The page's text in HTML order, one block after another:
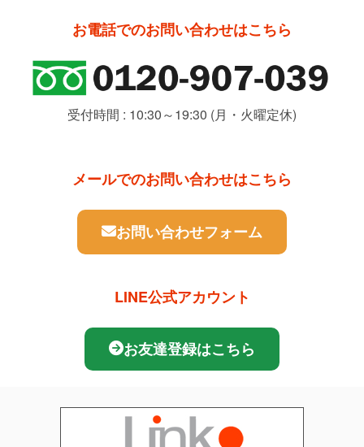
お電話でのお問い合わせはこちら
受付時間 : 10:30～19:30 (月・火曜定休)
メールでのお問い合わせはこちら
お問い合わせフォーム
LINE公式アカウント
お友達登録はこちら